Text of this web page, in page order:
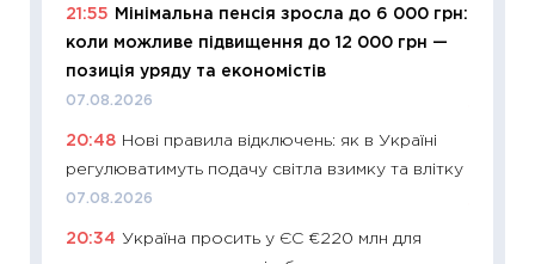
21:55
Мінімальна пенсія зросла до 6 000 грн:
коли можливе підвищення до 12 000 грн —
позиція уряду та економістів
07.08.2026
20:48 Нові правила відключень: як в Україні
регулюватимуть подачу світла взимку та влітку
07.08.2026
20:34 Україна просить у ЄС €220 млн для